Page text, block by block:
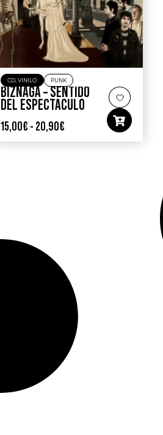
CD,VINILO PUNK
BIZNAGA – SENTIDO
DEL ESPECTACULO
15,00€ - 20,90€